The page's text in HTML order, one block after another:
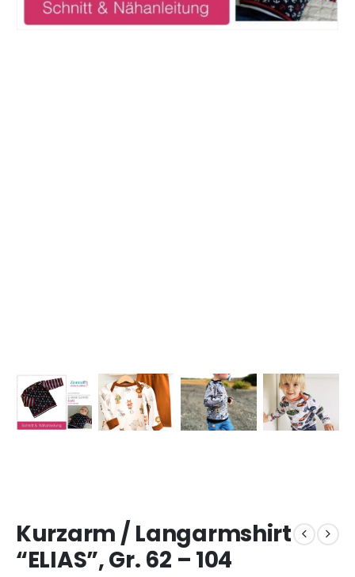
Kurzarm / Langarmshirt
“ELIAS”, Gr. 62 – 104